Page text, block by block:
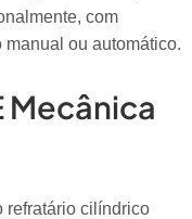
com
ou automático.
Mecânica
refratário cilíndrico